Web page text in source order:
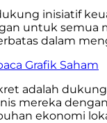
inisiatif
untuk semua
dalam
Grafik Saham
adalah
mereka
ekonomi